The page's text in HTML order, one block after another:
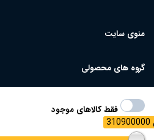
منوی سایت
گروه های محصولی
فقط کالاهای موجود